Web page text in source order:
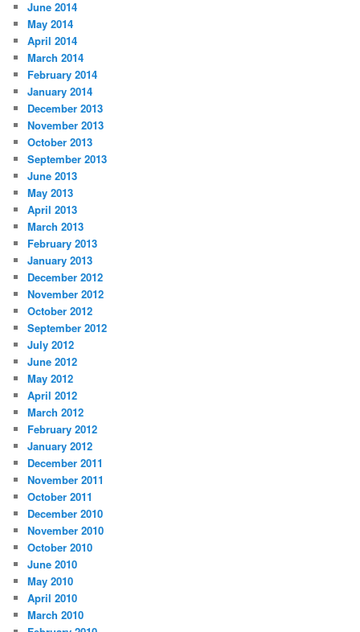
June 2014
May 2014
April 2014
March 2014
February 2014
January 2014
December 2013
November 2013
October 2013
September 2013
June 2013
May 2013
April 2013
March 2013
February 2013
January 2013
December 2012
November 2012
October 2012
September 2012
July 2012
June 2012
May 2012
April 2012
March 2012
February 2012
January 2012
December 2011
November 2011
October 2011
December 2010
November 2010
October 2010
June 2010
May 2010
April 2010
March 2010